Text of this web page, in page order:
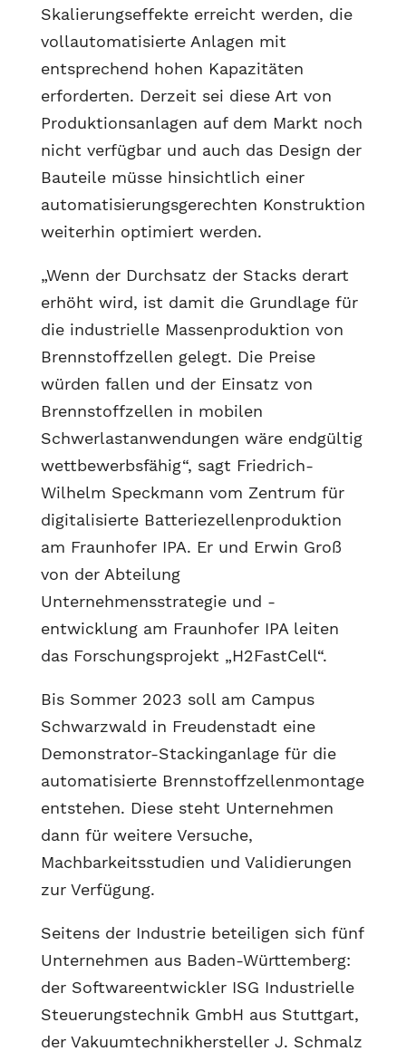
Skalierungseffekte erreicht werden, die
vollautomatisierte Anlagen mit
entsprechend hohen Kapazitäten
erforderten. Derzeit sei diese Art von
Produktionsanlagen auf dem Markt noch
nicht verfügbar und auch das Design der
Bauteile müsse hinsichtlich einer
automatisierungsgerechten Konstruktion
weiterhin optimiert werden.
„Wenn der Durchsatz der Stacks derart
erhöht wird, ist damit die Grundlage für
die industrielle Massenproduktion von
Brennstoffzellen gelegt. Die Preise
würden fallen und der Einsatz von
Brennstoffzellen in mobilen
Schwerlastanwendungen wäre endgültig
wettbewerbsfähig“, sagt Friedrich-
Wilhelm Speckmann vom Zentrum für
digitalisierte Batteriezellenproduktion
am Fraunhofer IPA. Er und Erwin Groß
von der Abteilung
Unternehmensstrategie und -
entwicklung am Fraunhofer IPA leiten
das Forschungsprojekt „H2FastCell“.
Bis Sommer 2023 soll am Campus
Schwarzwald in Freudenstadt eine
Demonstrator-Stackinganlage für die
automatisierte Brennstoffzellenmontage
entstehen. Diese steht Unternehmen
dann für weitere Versuche,
Machbarkeitsstudien und Validierungen
zur Verfügung.
Seitens der Industrie beteiligen sich fünf
Unternehmen aus Baden-Württemberg:
der Softwareentwickler ISG Industrielle
Steuerungstechnik GmbH aus Stuttgart,
der Vakuumtechnikhersteller J. Schmalz